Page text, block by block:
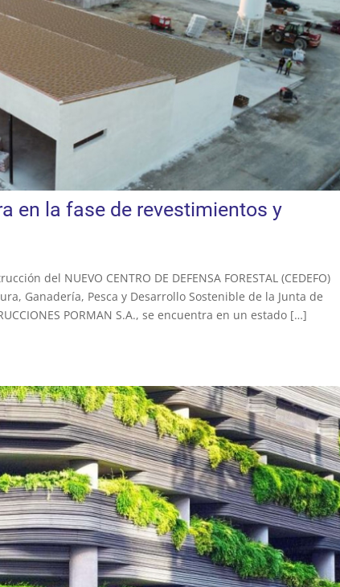
en la fase de revestimientos y
del NUEVO CENTRO DE DEFENSA FORESTAL (CEDEFO)
Ganadería, Pesca y Desarrollo Sostenible de la Junta de
PORMAN S.A., se encuentra en un estado […]